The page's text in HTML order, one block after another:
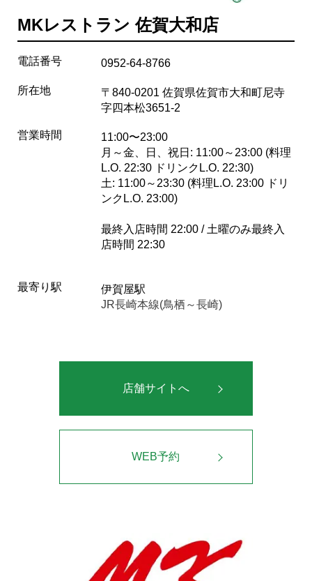
MKレストラン 佐賀大和店
電話番号 0952-64-8766
所在地
〒840-0201 佐賀県佐賀市大和町尼寺
字四本松3651-2
営業時間
11:00〜23:00
月～金、日、祝日: 11:00～23:00 (料理
L.O. 22:30 ドリンクL.O. 22:30)
土: 11:00～23:30 (料理L.O. 23:00 ドリ
ンクL.O. 23:00)
最終入店時間 22:00 / 土曜のみ最終入
店時間 22:30
最寄り駅
伊賀屋駅
JR長崎本線(鳥栖～長崎)
店舗サイトへ
WEB予約